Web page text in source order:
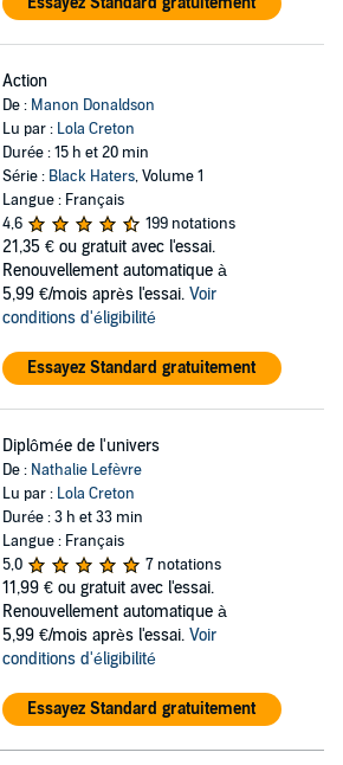
Action
De : Manon Donaldson
Lu par : Lola Creton
Durée : 15 h et 20 min
Série : Black Haters, Volume 1
Langue : Français
4,6
199 notations
21,35 € ou gratuit avec l'essai.
Renouvellement automatique à
5,99 €/mois après l'essai. Voir
conditions d'éligibilité
Essayez Standard gratuitement
Diplômée de l'univers
De : Nathalie Lefèvre
Lu par : Lola Creton
Durée : 3 h et 33 min
Langue : Français
5,0
7 notations
11,99 € ou gratuit avec l'essai.
Renouvellement automatique à
5,99 €/mois après l'essai. Voir
conditions d'éligibilité
Essayez Standard gratuitement